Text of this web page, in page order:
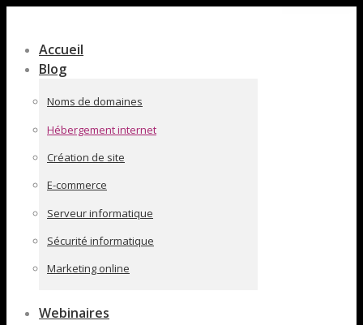
pleine
largeur
Accueil
Blog
Noms de domaines
Hébergement internet
Création de site
E-commerce
Serveur informatique
Sécurité informatique
Marketing online
Webinaires